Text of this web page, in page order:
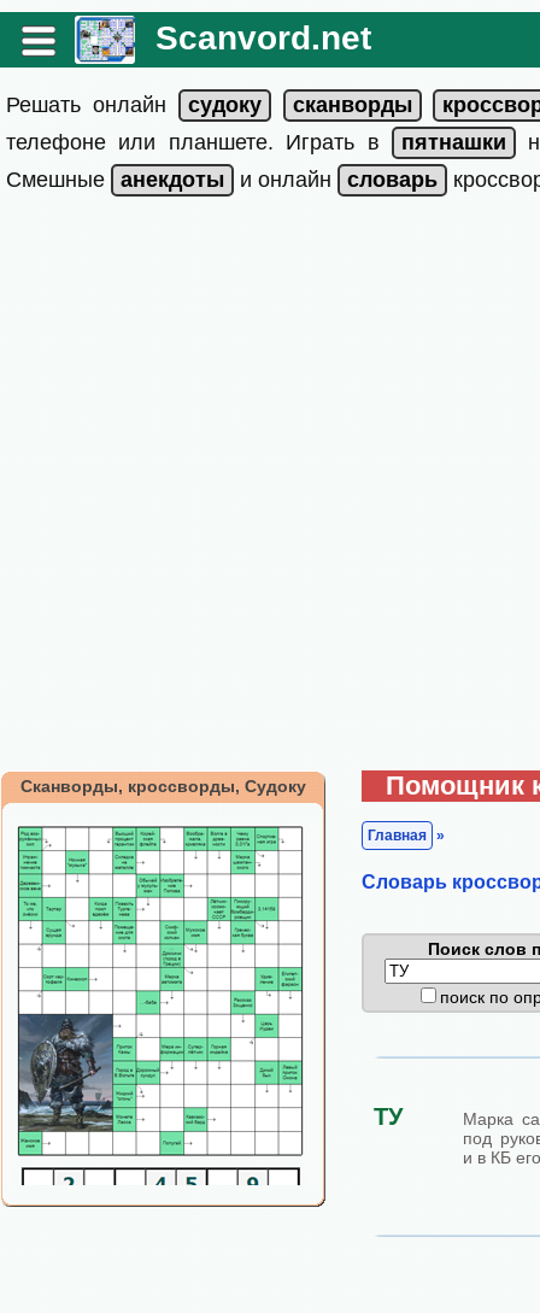
Scanvord.net
Решать онлайн
телефоне или планшете. Играть в
Смешные
и онлайн
Сканворды, кроссворды, Судоку Помощник
Главная »
Cловарь
Поиск слов
поиск по
ТУ
Марка
под
и в КБ